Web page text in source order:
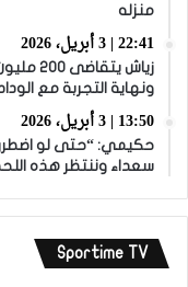
منزله
22:41 | 3 أبريل، 2026
ونهاية التجربة مع
13:50 | 3 أبريل، 2026
حكيمي: “حتى لو
سعداء وننتظر هذه
Sportime TV